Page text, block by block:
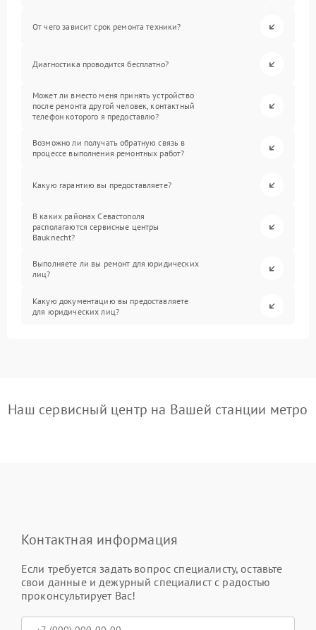
От чего зависит срок ремонта техники?
Диагностика проводится бесплатно?
Может ли вместо меня принять устройство
после ремонта другой человек, контактный
телефон которого я предоставлю?
Возможно ли получать обратную связь в
процессе выполнения ремонтных работ?
Какую гарантию вы предоставляете?
В каких районах Севастополя
располагаются сервисные центры
Bauknecht?
Выполняете ли вы ремонт для юридических
лиц?
Какую документацию вы предоставляете
для юридических лиц?
Наш сервисный центр на Вашей станции метро
Контактная информация
Если требуется задать вопрос специалисту, оставьте
свои данные и дежурный специалист с радостью
проконсультирует Вас!